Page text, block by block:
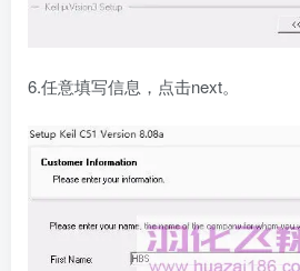
6.任意填写信息，点击next。